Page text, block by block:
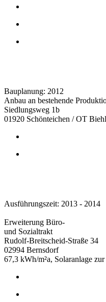
Bauplanung: 2012
Anbau an bestehende
Siedlungsweg 1b
01920 Schönteichen / OT
Ausführungszeit: 2013 - 2014
Erweiterung Büro-
und Sozialtrakt
Rudolf-Breitscheid-Straße 34
02994 Bernsdorf
67,3 kWh/m²a, Solaranlage